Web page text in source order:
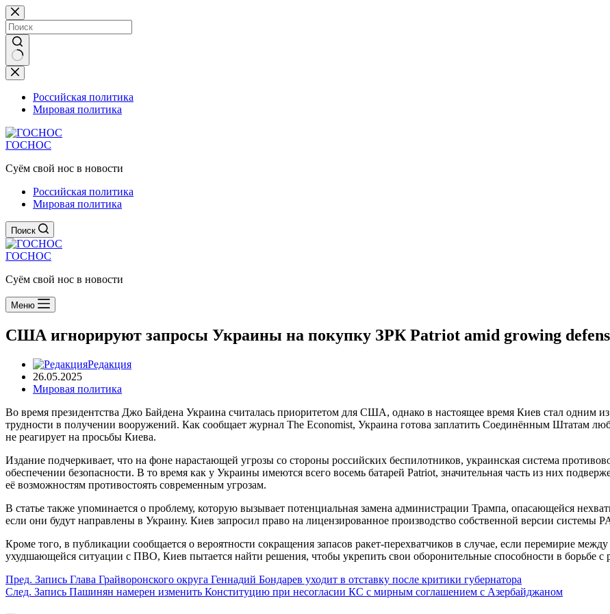
Перейти
к
сути
Ничего
не
найденоРоссийская политика
Мировая политика
ГОСНОС
Суём свой нос в новости
Российская политика
Мировая политика
Поиск
ГОСНОС
Суём свой нос в новости
Меню
США игнорируют запросы Украины на покупку ЗРК Patriot amid growing
Редакция
26.05.2025
Мировая политика
Во время президентства Джо Байдена Украина считалась приоритетом для США, однако в настоящее время Киев стал одним
трудности в получении вооружений. Как сообщает журнал The Economist, Украина готова заплатить Соединённым Штатам
не реагирует на просьбы Киева.
Издание подчеркивает, что на фоне нарастающей угрозы со стороны российских беспилотников, украинская система
обеспечении безопасности. В то время как у Украины имеются всего восемь батарей Patriot, значительная часть из них
её возможностям противостоять современным угрозам.
В статье также упоминается о проблему, которую вызывает потенциальная замена администрации Трампа, опасающейся
если они будут направлены в Украину. Киев запросил право на лицензированное производство собственной версии системы
Кроме того, в публикации сообщается о вероятности сокращения запасов ракет-перехватчиков в случае, если перемирие
ухудшающейся ситуации с ПВО, Киев пытается найти решения, чтобы укрепить свои оборонительные способности в борьбе с
Пред. Запись Глава Грайворонского округа Геннадий Бондарев уходит в отставку после критики губернатора
След. Запись Пашинян намерен изменить Конституцию при несогласии КС с мирным соглашением с Азербайджаном